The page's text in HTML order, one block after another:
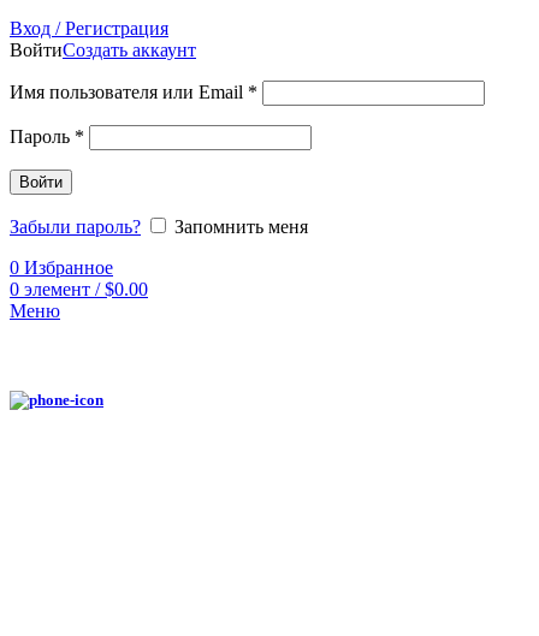
Вход / Регистрация
ВойтиСоздать аккаунт
Имя пользователя или Email *
Пароль *
Войти
Забыли пароль?
Запомнить меня
0 Избранное
0 элемент / $0.00
Меню